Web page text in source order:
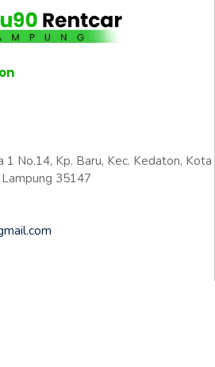
1 No.14, Kp. Baru, Kec. Kedaton, Kota
35147